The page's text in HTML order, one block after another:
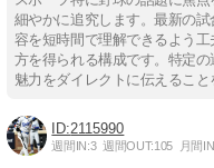
細やかに追究します。最新の
容を短時間で理解できるよう
方を得られる構成です。特定
魅力をダイレクトに伝えること
2115990
週間IN:3 週間OUT:105 月間